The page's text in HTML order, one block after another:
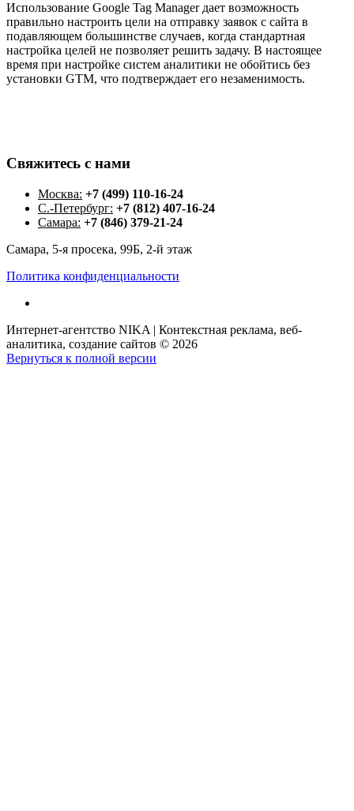
Использование Google Tag Manager дает возможность
правильно настроить цели на отправку заявок с сайта в
подавляющем большинстве случаев, когда стандартная
настройка целей не позволяет решить задачу. В настоящее
время при настройке систем аналитики не обойтись без
установки GTM, что подтверждает его незаменимость.
Свяжитесь с нами
Москва: +7 (499) 110-16-24
С.-Петербург: +7 (812) 407-16-24
Самара: +7 (846) 379-21-24
Самара, 5-я просека, 99Б, 2-й этаж
Политика конфиденциальности
Интернет-агентство NIKA | Контекстная реклама, веб-
аналитика, создание сайтов © 2026
Вернуться к полной версии